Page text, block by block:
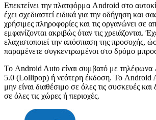
Επεκτείνει την πλατφόρμα Android στο
έχει σχεδιαστεί ειδικά για την οδήγηση και
χρήσιμες πληροφορίες και τις οργανώνει σε
εμφανίζονται ακριβώς όταν τις χρειάζονται.
ελαχιστοποιεί την απόσπαση της προσοχής,
παραμένετε συγκεντρωμένοι στο δρόμο
Το Android Auto είναι συμβατό με
5.0 (Lollipop) ή νεότερη έκδοση. Το Android
μην είναι διαθέσιμο σε όλες τις συσκευές και
σε όλες τις χώρες ή περιοχές.